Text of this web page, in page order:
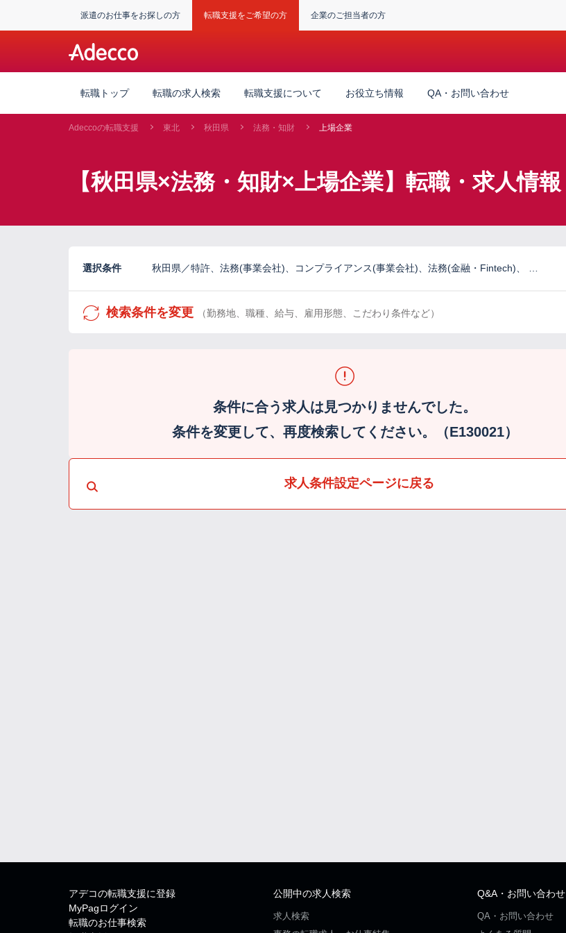
派遣のお仕事をお探しの方 転職支援をご希望の方 企業のご担当者の方
転職トップ 転職の求人検索 転職支援について お役立ち情報 QA・お問い合わせ
Adeccoの転職支援 東北 秋田県 法務・知財 上場企業
【秋田県×法務・知財×上場企業】転職・求人情報
選択条件 秋田県／特許、法務(事業会社)、コンプライアンス(事業会社)、法務(金融・Fintech)、 …
検索条件を変更 （勤務地、職種、給与、雇用形態、こだわり条件など）
条件に合う求人は見つかりませんでした。
条件を変更して、再度検索してください。（E130021）
求人条件設定ページに戻る
アデコの転職支援に登録
MyPagログイン
転職のお仕事検索
公開中の求人検索
求人検索
Q&A・お問い合わせ
QA・お問い合わせ